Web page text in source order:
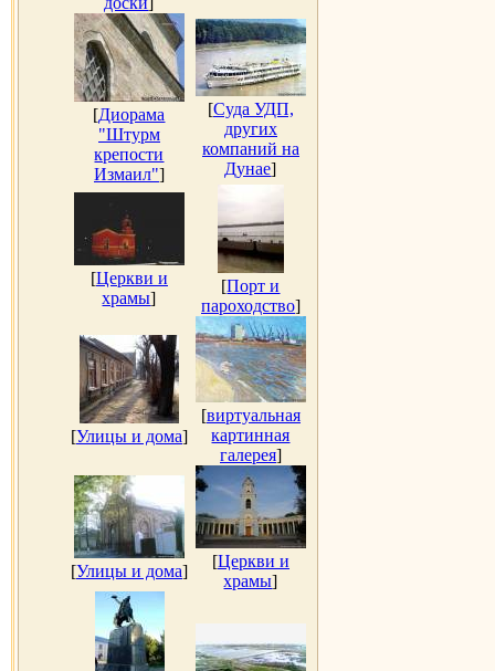
[Диорама
"Штурм
крепости
Измаил"]
[Суда УДП,
других
компаний на
Дунае]
[Церкви и
храмы]
[Порт и
пароходство]
[Улицы и дома]
[виртуальная
картинная
галерея]
[Улицы и дома]
[Церкви и
храмы]